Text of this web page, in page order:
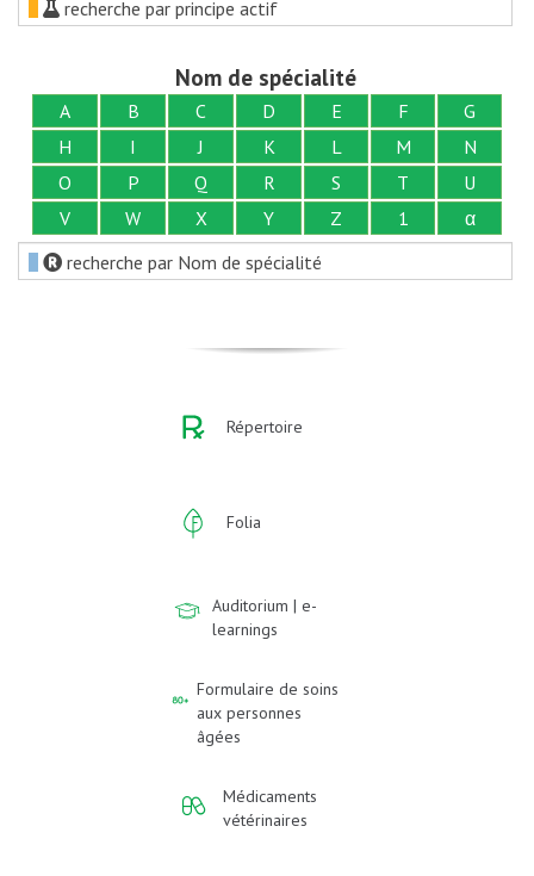
recherche par principe actif
Nom de spécialité
A B C D E F
G
H
I J K L M
N
O
P Q R S T
U
V
W X Y Z 1
α
recherche par Nom de spécialité
Répertoire
Folia
Auditorium | e-
learnings
Formulaire de soins
aux personnes
âgées
Médicaments
vétérinaires